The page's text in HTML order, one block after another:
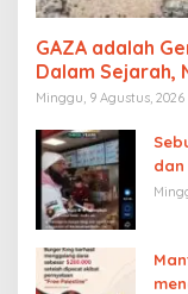
GAZA adalah
Dalam Sejarah,
Keberadaannya
Minggu, 9 Agustus, 2026
dan